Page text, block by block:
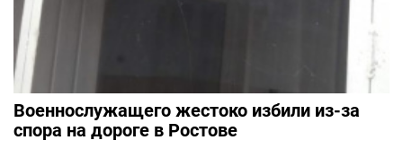
Военнослужащего жестоко избили из-за
спора на дороге в Ростове